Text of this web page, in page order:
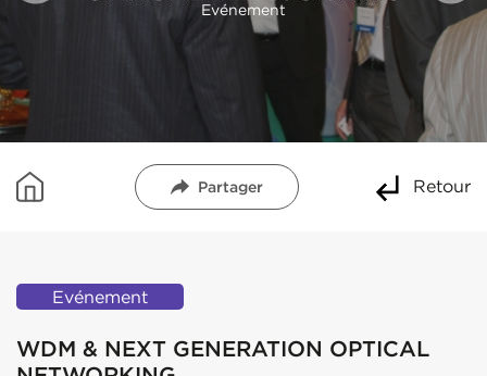
Evénement
Partager Retour
Evénement
WDM & NEXT GENERATION OPTICAL